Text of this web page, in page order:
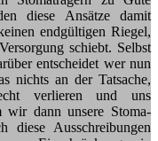
diese Ansätze damit
endgültigen Riegel,
schiebt. Selbst
entscheidet wer nun
nichts an der Tatsache,
verlieren und uns
wir dann unsere Stoma-
diese Ausschreibungen